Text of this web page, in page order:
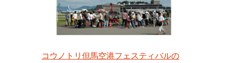
コウノトリ但馬空港フェスティバルの